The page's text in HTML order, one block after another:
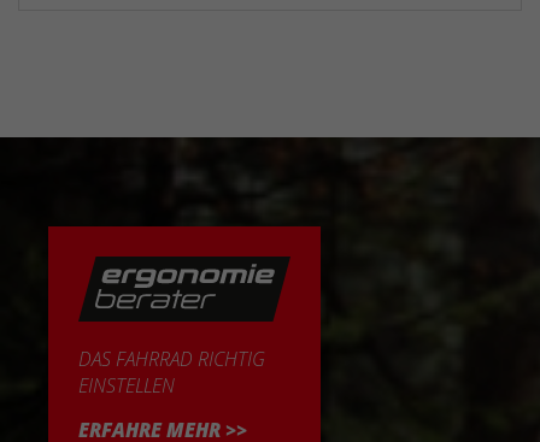
DAS FAHRRAD RICHTIG
EINSTELLEN
ERFAHRE MEHR >>